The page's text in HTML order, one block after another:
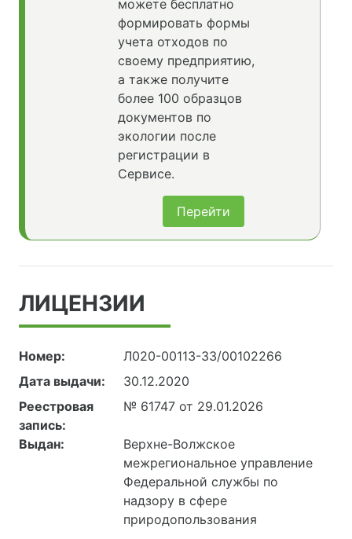
можете бесплатно
формировать формы
учета отходов по
своему предприятию,
а также получите
более 100 образцов
документов по
экологии после
регистрации в
Сервисе.
Перейти
ЛИЦЕНЗИИ
Номер:
Л020-00113-33/00102266
Дата выдачи:
30.12.2020
Реестровая
запись:
№ 61747 от 29.01.2026
Выдан:
Верхне-Волжское
межрегиональное управление
Федеральной службы по
надзору в сфере
природопользования